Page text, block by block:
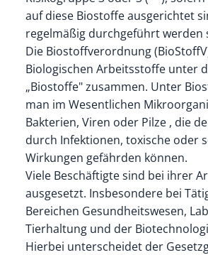
auf diese Biostoffe ausgerichtet
regelmäßig durchgeführt werden
Die Biostoffverordnung
Biologischen Arbeitsstoffe unter
„Biostoffe" zusammen. Unter
man im Wesentlichen
Bakterien, Viren oder Pilze , die
durch Infektionen, toxische oder
Wirkungen gefährden können.
Viele Beschäftigte sind bei ihrer
ausgesetzt. Insbesondere bei
Bereichen Gesundheitswesen,
Tierhaltung und der
Hierbei unterscheidet der